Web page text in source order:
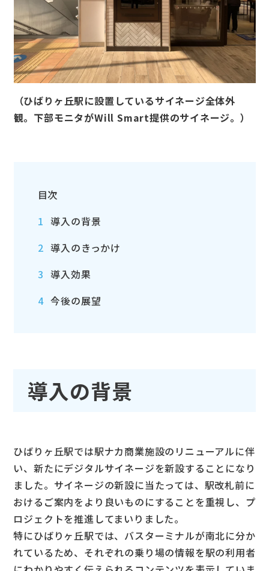
（ひばりヶ丘駅に設置しているサイネージ全体外
観。下部モニタがWill Smart提供のサイネージ。）
目次
1 導入の背景
2 導入のきっかけ
3 導入効果
4 今後の展望
導入の背景
ひばりヶ丘駅では駅ナカ商業施設のリニューアルに伴
い、新たにデジタルサイネージを新設することになり
ました。サイネージの新設に当たっては、駅改札前に
おけるご案内をより良いものにすることを重視し、プ
ロジェクトを推進してまいりました。
特にひばりヶ丘駅では、バスターミナルが南北に分か
れているため、それぞれの乗り場の情報を駅の利用者